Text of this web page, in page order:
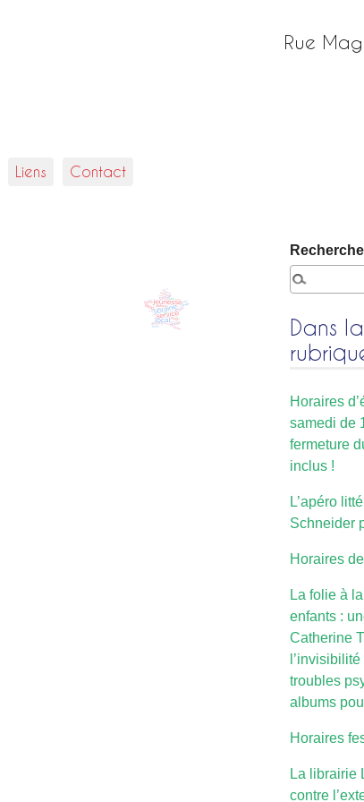
Rue
Liens Contact
Dans
Horaires
samedi de
fermeture
inclus !
L’apéro
Schneider
Horaires
La folie à
enfants :
Catherine
troubles
albums
Horaires
La librairie
contre